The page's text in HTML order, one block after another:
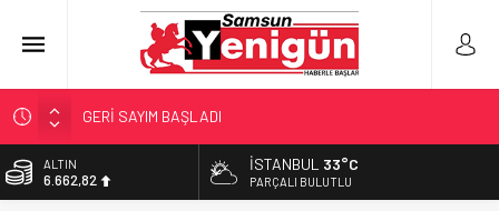
GERİ SAYIM BAŞLADI
SAMSUNSPOR’DA HEDEF 5’İNCİLİK!
‘BAFRA’YA YATIRIM YAPIN!’
ALTIN
6.662,82
İSTANBUL 33°C
PARÇALI BULUTLU